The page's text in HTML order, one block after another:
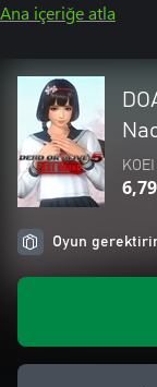
Ana içeriğe atla
Oyun